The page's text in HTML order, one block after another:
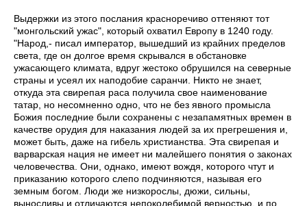
Выдержки из этого послания красноречиво оттеняют тот
"монгольский ужас", который охватил Европу в 1240 году.
"Народ,- писал император,­ вышедший из крайних пределов
света, где он долгое время скрывался в обстановке
ужасающего климата, вдруг жестоко обрушился на северные
страны и усеял их наподобие саранчи. Никто не знает,
откуда эта свирепая раса получила свое наименование
татар, но несомненно одно, что не без явного промысла
Божия последние были сохранены с незапамятных времен в
качестве орудия для наказания людей за их прегрешения и,
может быть, даже на гибель христианства. Эта свирепая и
варварская нация не имеет ни малейшего понятия о законах
человечества. Они, однако, имеют вождя, которого чтут и
приказанию которого слепо подчиняются, называя его
земным богом. Люди же низкорослы, дюжи, сильны,
выносливы и отличаются непоколебимой верностью, и по